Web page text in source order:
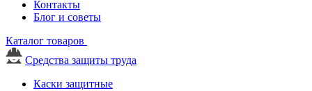
Контакты
Блог и советы
Каталог товаров
Средства защиты труда
Каски защитные